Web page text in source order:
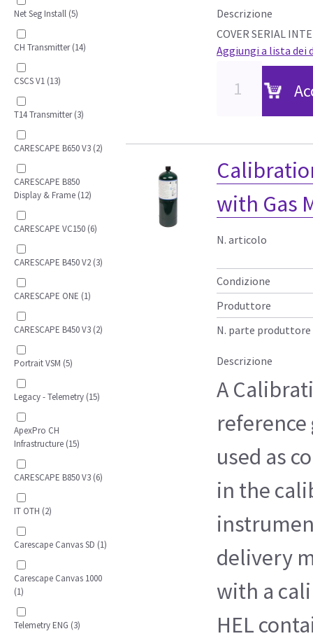
Net Seg Install (5)
CH Transmitter (14)
CSCS V1 (13)
T14 Transmitter (3)
CARESCAPE B650 V3 (2)
CARESCAPE B850
Display & Frame (12)
CARESCAPE VC150 (6)
CARESCAPE B450 V2 (3)
CARESCAPE ONE (1)
CARESCAPE B450 V3 (2)
Portrait VSM (5)
Legacy - Telemetry (15)
ApexPro CH
Infrastructure (15)
CARESCAPE B850 V3 (6)
IT OTH (2)
Carescape Canvas SD (1)
Carescape Canvas 1000
(1)
Telemetry ENG (3)
Descrizione
COVER SERIAL
Aggiungi a lista dei
with Gas
N. articolo
Condizione
Produttore
N. parte produttore
Descrizione
A
reference
used as
in the
delivery
with a
HEL